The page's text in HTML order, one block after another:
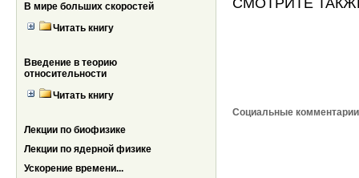
В мире больших скоростей
Читать книгу
Введение в теорию
относительности
Читать книгу
Лекции по биофизике
Лекции по ядерной физике
Ускорение времени...
СМОТРИТЕ